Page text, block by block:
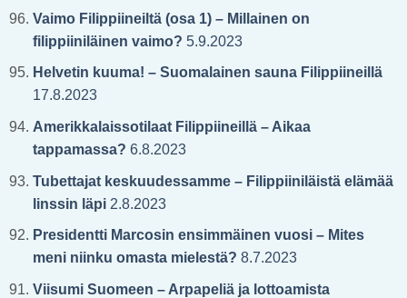
Vaimo Filippiineiltä (osa 1) – Millainen on
filippiiniläinen vaimo? 5.9.2023
Helvetin kuuma! – Suomalainen sauna Filippiineillä
17.8.2023
Amerikkalaissotilaat Filippiineillä – Aikaa
tappamassa? 6.8.2023
Tubettajat keskuudessamme – Filippiiniläistä elämää
linssin läpi2.8.2023
Presidentti Marcosin ensimmäinen vuosi – Mites
meni niinku omasta mielestä? 8.7.2023
Viisumi Suomeen – Arpapeliä ja lottoamista